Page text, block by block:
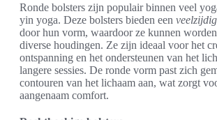
Ronde bolsters zijn populair binnen veel
yin yoga. Deze bolsters bieden een
door hun vorm, waardoor ze kunnen
diverse houdingen. Ze zijn ideaal voor het
ontspanning en het ondersteunen van het
langere sessies. De ronde vorm past zich
contouren van het lichaam aan, wat zorgt
aangenaam comfort.